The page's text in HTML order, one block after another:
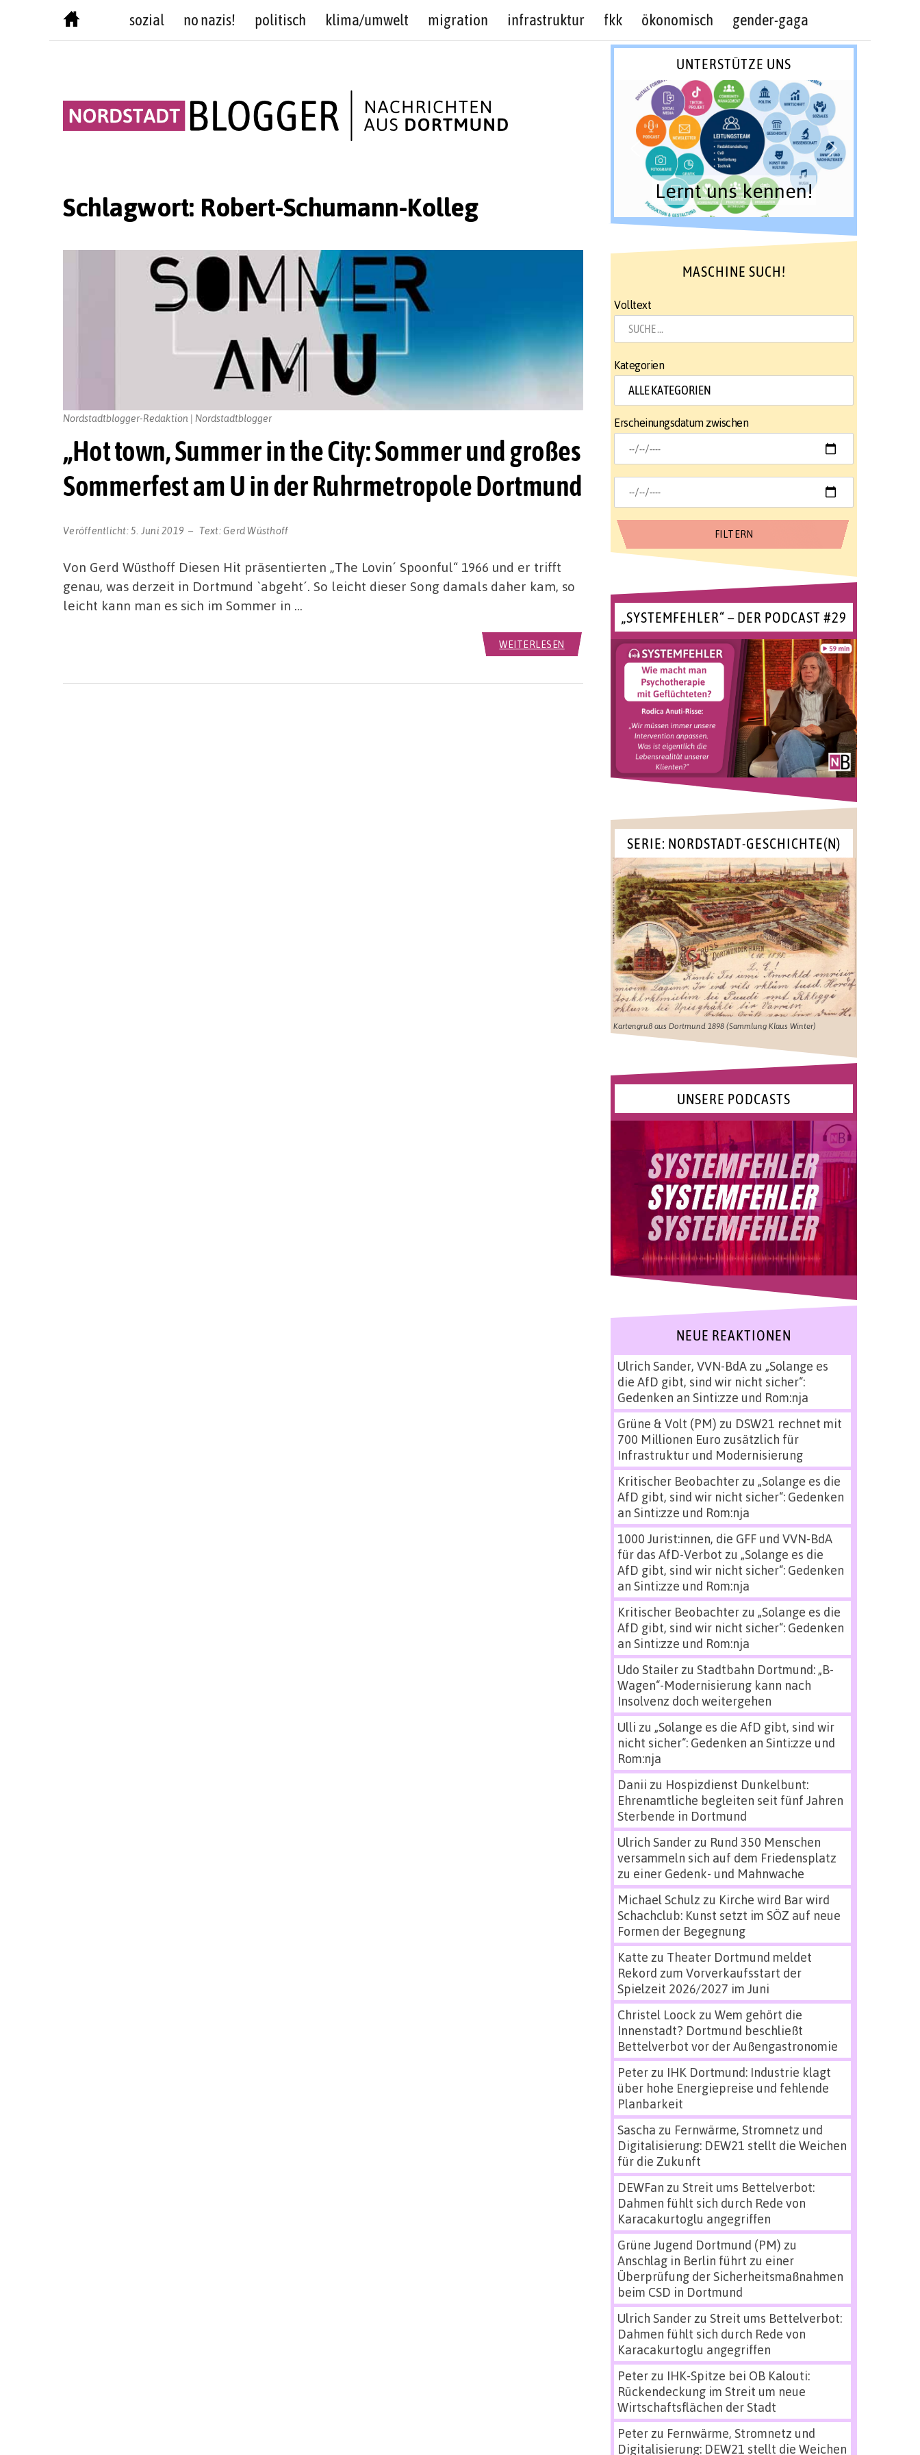
sozial no nazis! politisch klima/umwelt migration infrastruktur fkk ökonomisch gender-gaga
Schlagwort: Robert-Schumann-Kolleg
„Hot town, Summer in the City: Sommer und großes
Sommerfest am U in der Ruhrmetropole Dortmund
Veröffentlicht:5. Juni 2019 Text:Gerd Wüsthoff
Nordstadtblogger-Redaktion | Nordstadtblogger
Von Gerd Wüsthoff Diesen Hit präsentierten „The Lovin´ Spoonful“ 1966 und er trifft
genau, was derzeit in Dortmund `abgeht´. So leicht dieser Song damals daher kam, so
leicht kann man es sich im Sommer in …
WEITERLESEN
UNTERSTÜTZE UNS
Lernt uns kennen!
MASCHINE SUCH!
Volltext
Kategorien
Erscheinungsdatum zwischen
„SYSTEMFEHLER“ – DER PODCAST #29
SERIE: NORDSTADT-GESCHICHTE(N)
Kartengruß aus Dortmund 1898 (Sammlung Klaus Winter)
UNSERE PODCASTS
NEUE REAKTIONEN
Ulrich Sander, VVN-BdAzu „Solange es
die AfD gibt, sind wir nicht sicher“:
Gedenken an Sinti:zze und Rom:nja
Grüne & Volt (PM) zu DSW21 rechnet mit
700 Millionen Euro zusätzlich für
Infrastruktur und Modernisierung
Kritischer Beobachterzu „Solange es die
AfD gibt, sind wir nicht sicher“: Gedenken
an Sinti:zze und Rom:nja
1000 Jurist:innen, die GFF und VVN-BdA
für das AfD-Verbot zu „Solange es die
AfD gibt, sind wir nicht sicher“: Gedenken
an Sinti:zze und Rom:nja
Kritischer Beobachterzu „Solange es die
AfD gibt, sind wir nicht sicher“: Gedenken
an Sinti:zze und Rom:nja
Udo Stailerzu Stadtbahn Dortmund: „B-
Wagen“-Modernisierung kann nach
Insolvenz doch weitergehen
Ulli zu „Solange es die AfD gibt, sind wir
nicht sicher“: Gedenken an Sinti:zze und
Rom:nja
Danii zu Hospizdienst Dunkelbunt:
Ehrenamtliche begleiten seit fünf Jahren
Sterbende in Dortmund
Ulrich Sanderzu Rund 350 Menschen
versammeln sich auf dem Friedensplatz
zu einer Gedenk- und Mahnwache
Michael Schulz zu Kirche wird Bar wird
Schachclub: Kunst setzt im SÖZ auf neue
Formen der Begegnung
Katte zu Theater Dortmund meldet
Rekord zum Vorverkaufsstart der
Spielzeit 2026/2027 im Juni
Christel Loock zu Wem gehört die
Innenstadt? Dortmund beschließt
Bettelverbot vor der Außengastronomie
Peterzu IHK Dortmund: Industrie klagt
über hohe Energiepreise und fehlende
Planbarkeit
Sascha zu Fernwärme, Stromnetz und
Digitalisierung: DEW21 stellt die Weichen
für die Zukunft
DEWFan zu Streit ums Bettelverbot:
Dahmen fühlt sich durch Rede von
Karacakurtoglu angegriffen
Grüne Jugend Dortmund (PM) zu
Anschlag in Berlin führt zu einer
Überprüfung der Sicherheitsmaßnahmen
beim CSD in Dortmund
Ulrich Sanderzu Streit ums Bettelverbot:
Dahmen fühlt sich durch Rede von
Karacakurtoglu angegriffen
Peterzu IHK-Spitze bei OB Kalouti:
Rückendeckung im Streit um neue
Wirtschaftsflächen der Stadt
Peterzu Fernwärme, Stromnetz und
Digitalisierung: DEW21 stellt die Weichen